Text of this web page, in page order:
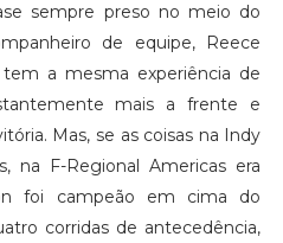
sempre preso no meio do
de equipe, Reece
a mesma experiência de
mais a frente e
Mas, se as coisas na Indy
na F-Regional Americas era
foi campeão em cima do
corridas de antecedência,